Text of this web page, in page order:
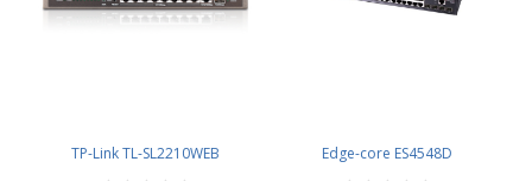
TP-Link TL-SL2210WEB Edge-core ES4548D